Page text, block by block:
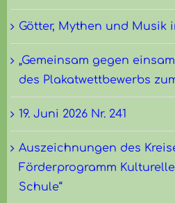
Götter, Mythen und Musik
„Gemeinsam gegen
des Plakatwettbewerbs
19. Juni 2026 Nr. 241
Auszeichnungen des
Förderprogramm
Schule“